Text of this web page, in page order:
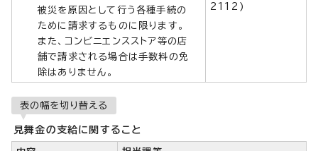
被災を原因として行う各種手続の
ために請求するものに限ります。
また、コンビニエンスストア等の店
舗で請求される場合は手数料の免
除はありません。
2112)
表の幅を切り替える
見舞金の支給に関すること